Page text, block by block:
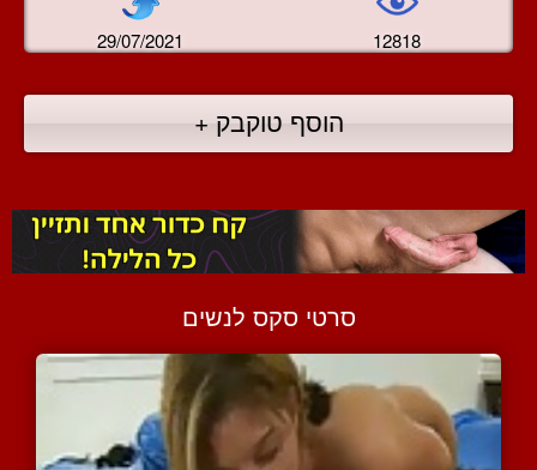
29/07/2021 12818
הוסף טוקבק +
סרטי סקס לנשים